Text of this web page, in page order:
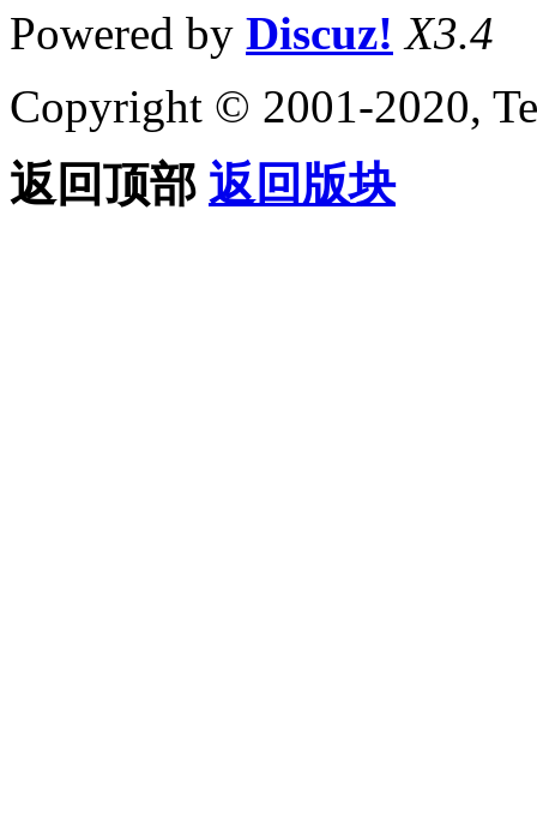
Powered by Discuz! X3.4
Copyright © 2001-2020,
返回顶部 返回版块